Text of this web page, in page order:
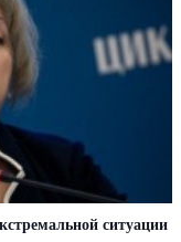
ситуации